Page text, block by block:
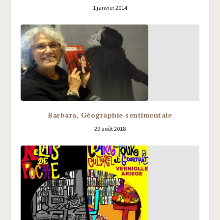
1 janvier 2014
Barbara, Géographie sentimentale
29 août 2018